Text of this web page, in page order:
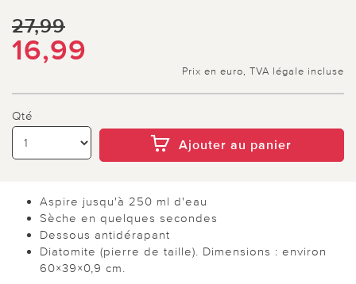
27,99
16,99
Prix en euro, TVA légale incluse
Qté
Ajouter au panier
Aspire jusqu'à 250 ml d'eau
Sèche en quelques secondes
Dessous antidérapant
Diatomite (pierre de taille). Dimensions : environ
60×39×0,9 cm.